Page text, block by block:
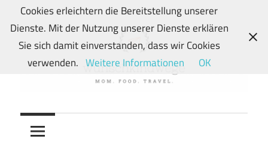
Zum
Inhalt
springen
wunschkindwege
Wunschkindern
und
Cookies erleichtern die Bereitstellung unserer
Dienste. Mit der Nutzung unserer Dienste erklären
Sie sich damit einverstanden, dass wir Cookies
verwenden. Weitere Informationen OK